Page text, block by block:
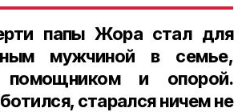
папы Жора стал для
мужчиной в семье,
и опорой.
старался ничем не